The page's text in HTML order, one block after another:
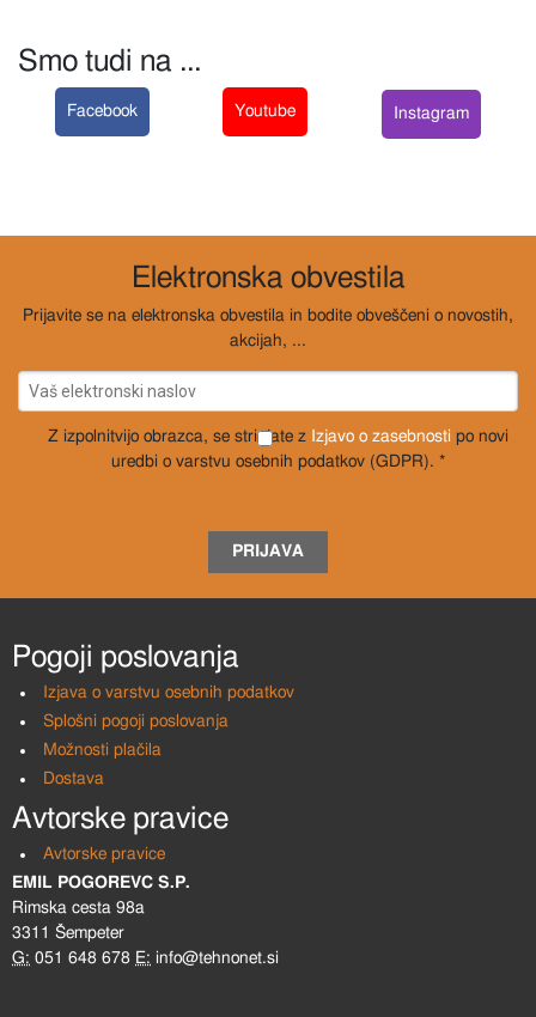
Smo tudi na ...
Facebook Youtube Instagram
Elektronska obvestila
Prijavite se na elektronska obvestila in bodite obveščeni o novostih,
akcijah, ...
Z izpolnitvijo obrazca, se strinjate z Izjavo o zasebnosti po novi
uredbi o varstvu osebnih podatkov (GDPR). *
PRIJAVA
Pogoji poslovanja
Izjava o varstvu osebnih podatkov
Splošni pogoji poslovanja
Možnosti plačila
Dostava
Avtorske pravice
Avtorske pravice
EMIL POGOREVC S.P.
Rimska cesta 98a
3311 Šempeter
G: 051 648 678 E: info@tehnonet.si